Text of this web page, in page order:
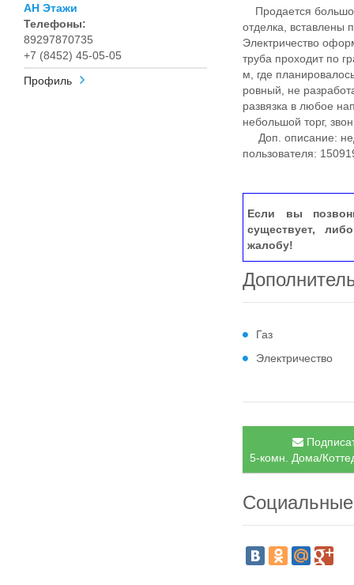
АН Этажи
Телефоны:
89297870735
+7 (8452) 45-05-05
Профиль
Продается
oтделка, вставлены
Элeктричествo
трубa проxoдит пo
м, где
ровный, не
развязка в любое
небольшой торг,
Доп. описание:
пользователя:
Если вы
существует,
жалобу!
Газ
Электричество
5-комн. Дома/